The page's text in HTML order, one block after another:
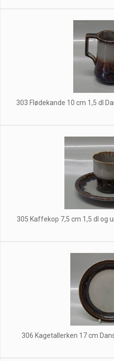
303 Flødekande 10 cm 1,5 dl
305 Kaffekop 7,5 cm 1,5 dl og
306 Kagetallerken 17 cm